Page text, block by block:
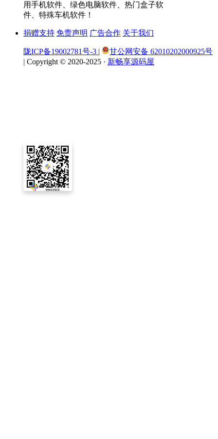
用手机软件、绿色电脑软件、热门盒子软
件、特殊车机软件！
捐赠支持 免责声明 广告合作 关于我们
陇ICP备19002781号-3 |
甘公网安备 62010202000925号
| Copyright © 2020-2025 · 新畅享源码屋